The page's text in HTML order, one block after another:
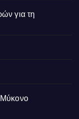
για τη
Μύκονο